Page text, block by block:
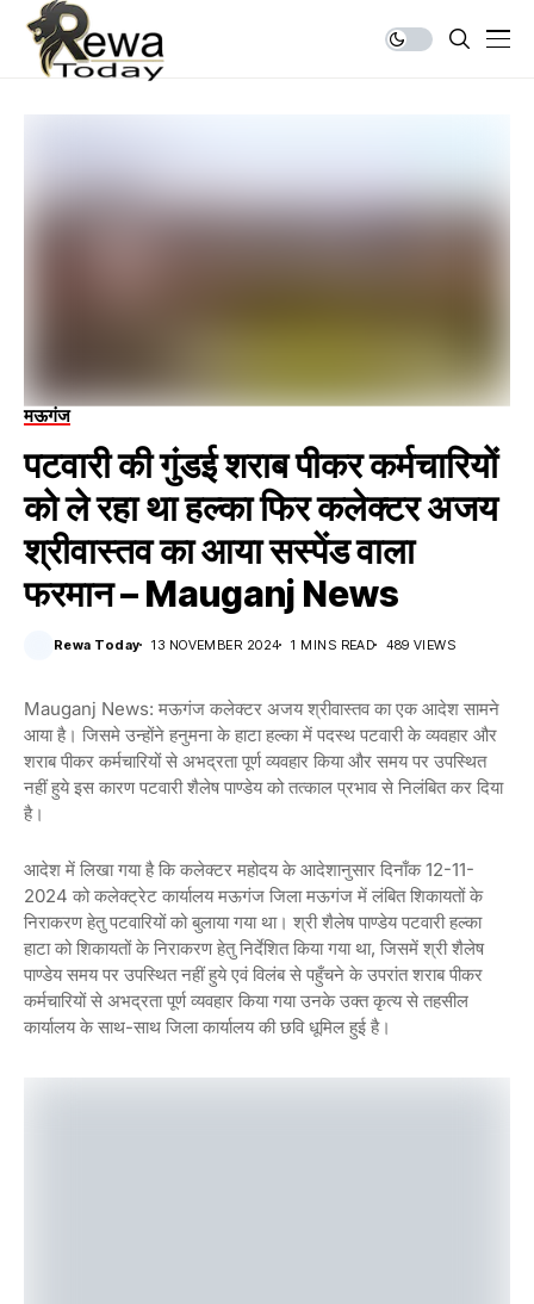
मऊगंज
पटवारी की गुंडई शराब पीकर कर्मचारियों
को ले रहा था हल्का फिर कलेक्टर अजय
श्रीवास्तव का आया सस्पेंड वाला
फरमान – Mauganj News
Rewa Today 13 NOVEMBER 2024 1 MINS READ 489 VIEWS
Mauganj News: मऊगंज कलेक्टर अजय श्रीवास्तव का एक आदेश सामने
आया है। जिसमे उन्होंने हनुमना के हाटा हल्का में पदस्थ पटवारी के व्यवहार और
शराब पीकर कर्मचारियों से अभद्रता पूर्ण व्यवहार किया और समय पर उपस्थित
नहीं हुये इस कारण पटवारी शैलेष पाण्डेय को तत्काल प्रभाव से निलंबित कर दिया
है।
आदेश में लिखा गया है कि कलेक्टर महोदय के आदेशानुसार दिनाँक 12-11-
2024 को कलेक्ट्रेट कार्यालय मऊगंज जिला मऊगंज में लंबित शिकायतों के
निराकरण हेतु पटवारियों को बुलाया गया था। श्री शैलेष पाण्डेय पटवारी हल्का
हाटा को शिकायतों के निराकरण हेतु निर्देशित किया गया था, जिसमें श्री शैलेष
पाण्डेय समय पर उपस्थित नहीं हुये एवं विलंब से पहुँचने के उपरांत शराब पीकर
कर्मचारियों से अभद्रता पूर्ण व्यवहार किया गया उनके उक्त कृत्य से तहसील
कार्यालय के साथ-साथ जिला कार्यालय की छवि धूमिल हुई है।